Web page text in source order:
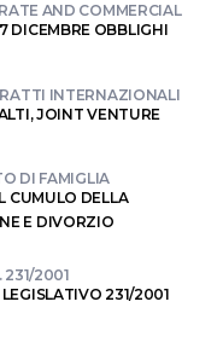
AND COMMERCIAL
DICEMBRE OBBLIGHI
INTERNAZIONALI
JOINT VENTURE
DI FAMIGLIA
CUMULO DELLA
E DIVORZIO
231/2001
231/2001